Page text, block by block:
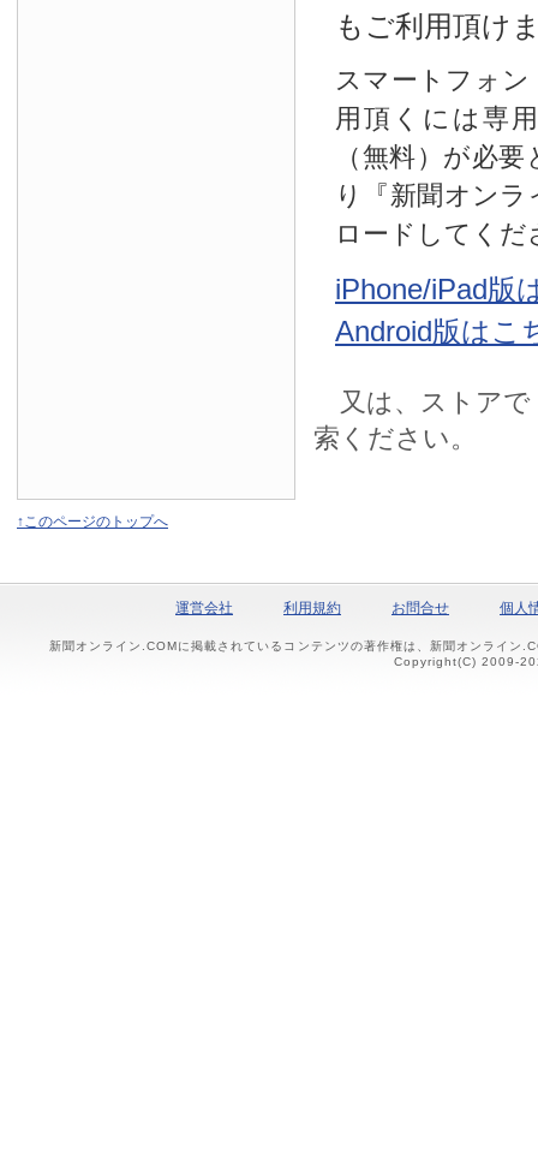
もご利用頂け
スマートフォ
用頂くには専
（無料）が必
り『新聞オン
ロードしてくだ
iPhone/iPad版
Android版はこ
又は、ストアで
索ください。
↑このページのトップへ
運営会社 利用規約 お問合せ 個人
新聞オンライン.COMに掲載されているコンテンツの著作権は、新聞オンライン
Copyright(C) 2009-